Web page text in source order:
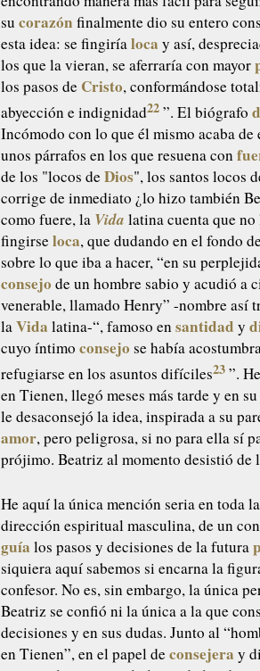
sucorazón finalmente dio su entero
esta idea: se fingiríaloca y así,
los que la vieran, se aferraría con mayor
los pasos de Cristo, conformándose
abyección e indignidad22”. El biógrafo
Incómodo con lo que él mismo acaba de
unos párrafos en los que resuena con
de los "locos deDios", los santos locos
corrige de inmediato ¿lo hizo también
como fuere, la Vida latina cuenta que
fingirseloca, que dudando en el fondo
sobre lo que iba a hacer, “en su
consejo de un hombre sabio y acudió a
venerable, llamado Henry” -nombre así
laVida latina-“, famoso ensantidad y
cuyo íntimoconsejo se había
refugiarse en los asuntos difíciles23”.
en Tienen, llegó meses más tarde y en
le desaconsejó la idea, inspirada a su
amor, pero peligrosa, si no para ella sí
prójimo. Beatriz al momento desistió de
He aquí la única mención seria en toda
dirección espiritual masculina, de un
guía los pasos y decisiones de la futura
siquiera aquí sabemos si encarna la
confesor. No es, sin embargo, la única
Beatriz se confió ni la única a la que
decisiones y en sus dudas. Junto al
en Tienen”, en el papel deconsejera y